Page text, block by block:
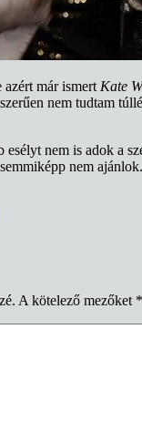
azért már ismert Kate
nem tudtam
nem is adok a
nem ajánlok.
A kötelező mezőket *